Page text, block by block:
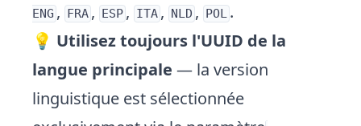
ENG , FRA , ESP , ITA , NLD , POL .
💡 Utilisez toujours l'UUID de la
langue principale — la version
linguistique est sélectionnée